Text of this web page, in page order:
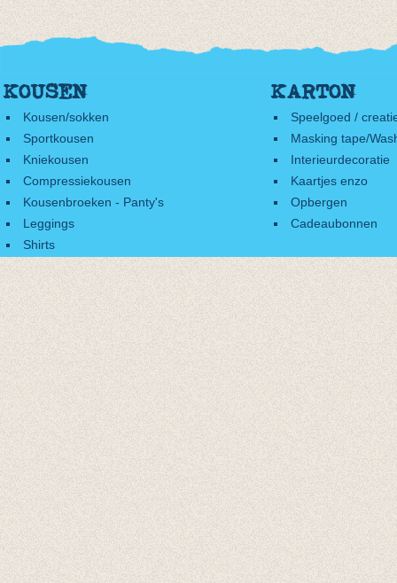
KOUSEN
Kousen/sokken
Sportkousen
Kniekousen
Compressiekousen
Kousenbroeken - Panty's
Leggings
Shirts
KARTON
Speelgoed /
Masking tape/
Interieurdecoratie
Kaartjes enzo
Opbergen
Cadeaubonnen